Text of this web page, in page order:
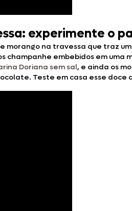
experimente o
morango na travessa que traz
champanhe embebidos em
Doriana sem sal, e ainda os
Teste em casa esse